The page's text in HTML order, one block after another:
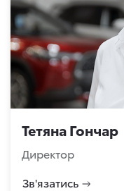
Тетяна Гончар
Директор
Зв'язатись